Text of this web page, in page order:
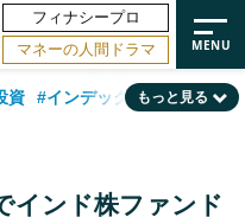
フィナシープロ
マネーの人間ドラマ
資 #インデックスファンド
年金 #40代 #50代
もっと見る
インド株ファンド